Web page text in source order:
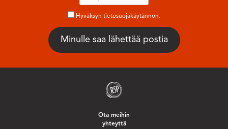
Hyväksyn tietosuojakäytännön.
Ota meihin
yhteyttä